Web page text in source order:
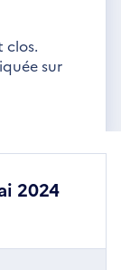
clos.
sur
2024